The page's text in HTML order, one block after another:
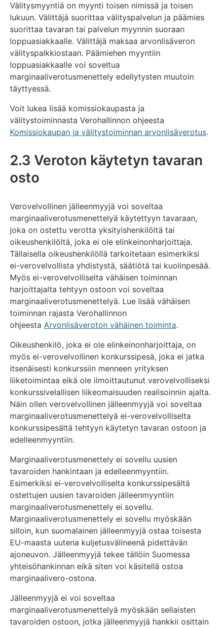
Välitysmyyntiä on myynti toisen nimissä ja toisen
lukuun. Välittäjä suorittaa välityspalvelun ja päämies
suorittaa tavaran tai palvelun myynnin suoraan
loppuasiakkaalle. Välittäjä maksaa arvonlisäveron
välityspalkkiostaan. Päämiehen myyntiin
loppuasiakkaalle voi soveltua
marginaaliverotusmenettely edellytysten muutoin
täyttyessä.
Voit lukea lisää komissiokaupasta ja
välitystoiminnasta Verohallinnon ohjeesta
Komissiokaupan ja välitystoiminnan arvonlisäverotus.
2.3 Veroton käytetyn tavaran
osto
Verovelvollinen jälleenmyyjä voi soveltaa
marginaaliverotusmenettelyä käytettyyn tavaraan,
joka on ostettu verotta yksityishenkilöltä tai
oikeushenkilöltä, joka ei ole elinkeinonharjoittaja.
Tällaisella oikeushenkilöllä tarkoitetaan esimerkiksi
ei-verovelvollista yhdistystä, säätiötä tai kuolinpesää.
Myös ei-verovelvolliselta vähäisen toiminnan
harjoittajalta tehtyyn ostoon voi soveltaa
marginaaliverotusmenettelyä. Lue lisää vähäisen
toiminnan rajasta Verohallinnon
ohjeesta Arvonlisäveroton vähäinen toiminta.
Oikeushenkilö, joka ei ole elinkeinonharjoittaja, on
myös ei-verovelvollinen konkurssipesä, joka ei jatka
itsenäisesti konkurssiin menneen yrityksen
liiketoimintaa eikä ole ilmoittautunut verovelvolliseksi
konkurssivelallisen liikeomaisuuden realisoinnin ajalta.
Näin ollen verovelvollinen jälleenmyyjä voi soveltaa
marginaaliverotusmenettelyä ei-verovelvolliselta
konkurssipesältä tehtyyn käytetyn tavaran ostoon ja
edelleenmyyntiin.
Marginaaliverotusmenettely ei sovellu uusien
tavaroiden hankintaan ja edelleenmyyntiin.
Esimerkiksi ei-verovelvolliselta konkurssipesältä
ostettujen uusien tavaroiden jälleenmyyntiin
marginaaliverotusmenettely ei sovellu.
Marginaaliverotusmenettely ei sovellu myöskään
silloin, kun suomalainen jälleenmyyjä ostaa toisesta
EU-maasta uutena kuljetusvälineenä pidettävän
ajoneuvon. Jälleenmyyjä tekee tällöin Suomessa
yhteisöhankinnan eikä siten voi käsitellä ostoa
marginaalivero-ostona.
Jälleenmyyjä ei voi soveltaa
marginaaliverotusmenettelyä myöskään sellaisten
tavaroiden ostoon, jotka jälleenmyyjä hankkii osittain